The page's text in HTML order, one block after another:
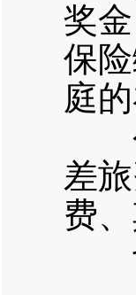
奖
保
庭
公
差
费
七